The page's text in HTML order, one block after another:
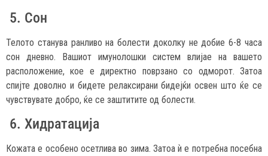
5. Сон
Телото станува ранливо на болести доколку не добие 6-8 часа
сон дневно. Вашиот имунолошки систем влијае на вашето
расположение, кое е директно поврзано со одморот. Затоа
спијте доволно и бидете релаксирани бидејќи освен што ќе се
чувствувате добро, ќе се заштитите од болести.
6. Хидратација
Кожата е особено осетлива во зима. Затоа ѝ е потребна посебна